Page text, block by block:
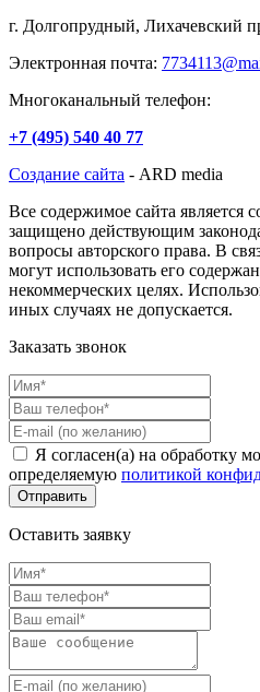
г. Долгопрудный, Лихачевский
Электронная почта:
Многоканальный телефон:
+7 (495) 540 40 77
Создание сайта - ARD media
Все содержимое сайта является
защищено действующим
вопросы авторского права. В
могут использовать его
некоммерческих целях.
иных случаях не допускается.
Заказать звонок
Я согласен(а) на обработку
определяемую политикой
Оставить заявку